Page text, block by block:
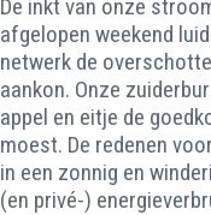
De inkt van onze
afgelopen weekend
netwerk de
aankon. Onze
appel en eitje de
moest. De redenen
in een zonnig en
(en privé-)